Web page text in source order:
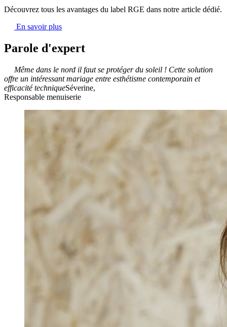
Découvrez tous les avantages du label RGE dans notre article dédié.
En savoir plus
Parole d'expert
Même dans le nord il faut se protéger du soleil ! Cette solution
offre un intéressant mariage entre esthétisme contemporain et
efficacité techniqueSéverine,
Responsable menuiserie